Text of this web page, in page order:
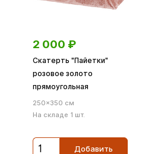
2 000 ₽
Скатерть "Пайетки"
розовое золото
прямоугольная
250×350 см
На складе 1 шт.
Добавить